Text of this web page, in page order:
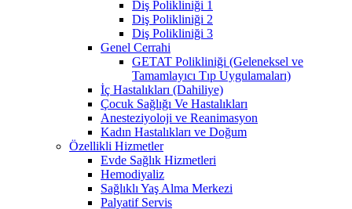
Diş Polikliniği 1
Diş Polikliniği 2
Diş Polikliniği 3
Genel Cerrahi
GETAT Polikliniği (Geleneksel ve
Tamamlayıcı Tıp Uygulamaları)
İç Hastalıkları (Dahiliye)
Çocuk Sağlığı Ve Hastalıkları
Anesteziyoloji ve Reanimasyon
Kadın Hastalıkları ve Doğum
Özellikli Hizmetler
Evde Sağlık Hizmetleri
Hemodiyaliz
Sağlıklı Yaş Alma Merkezi
Palyatif Servis